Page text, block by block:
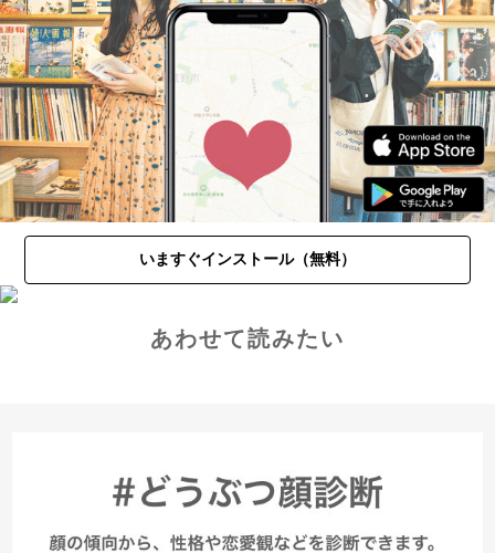
いますぐインストール（無料）
あわせて読みたい